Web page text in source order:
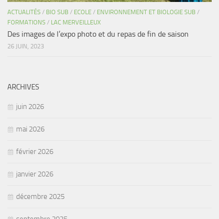
ACTUALITÉS / BIO SUB / ECOLE / ENVIRONNEMENT ET BIOLOGIE SUB /
FORMATIONS / LAC MERVEILLEUX
Des images de l’expo photo et du repas de fin de saison
26 JUIN, 2023
ARCHIVES
juin 2026
mai 2026
février 2026
janvier 2026
décembre 2025